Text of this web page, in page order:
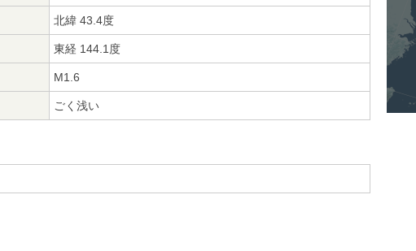
北緯 43.4度
東経 144.1度
M1.6
ごく浅い